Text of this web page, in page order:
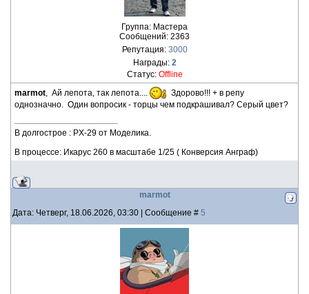
Группа: Мастера
Сообщений: 2363
Репутация: 3000
Награды: 2
Статус: Offline
marmot , Ай лепота, так лепота....
Здорово!!! + в репу
однозначно. Один вопросик - торцы чем подкрашивал? Серый цвет?
В долгострое : PX-29 от Моделика.
В процессе: Икарус 260 в масштабе 1/25 ( Конверсия Анграф)
marmot
Дата: Четверг, 18.06.2026, 03:30 | Сообщение # 5